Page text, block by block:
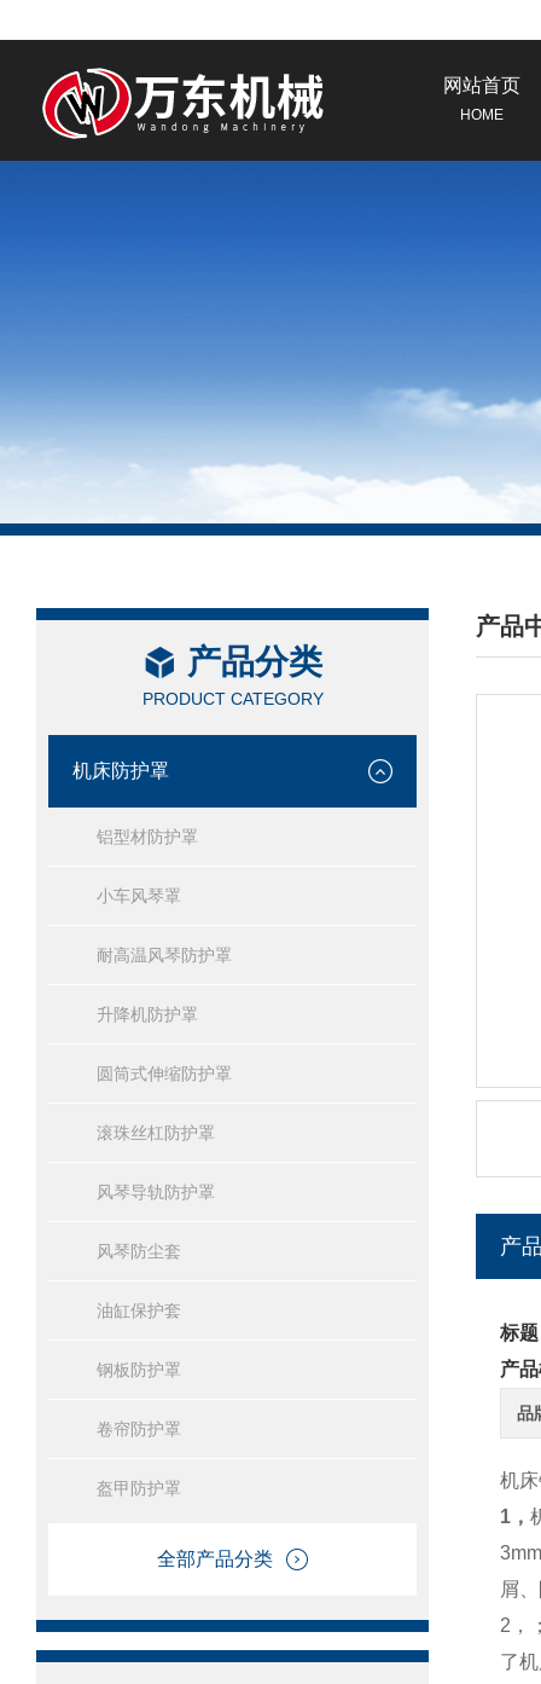
网站首页
HOME
产品分类
PRODUCT CATEGORY
机床防护罩
铝型材防护罩
小车风琴罩
耐高温风琴防护罩
升降机防护罩
圆筒式伸缩防护罩
滚珠丝杠防护罩
风琴导轨防护罩
风琴防尘套
油缸保护套
钢板防护罩
卷帘防护罩
盔甲防护罩
全部产品分类
产品
/
产
标
产
品
机
1，
屑
2，
了